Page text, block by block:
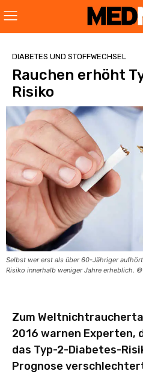
DIABETES UND STOFFWECHSEL
Rauchen erhöht
Risiko
Selbst wer erst als über 60-Jähriger
Risiko innerhalb weniger Jahre erheblich.
Zum
2016 warnen Experten,
das Typ-2-Diabetes-
Prognose